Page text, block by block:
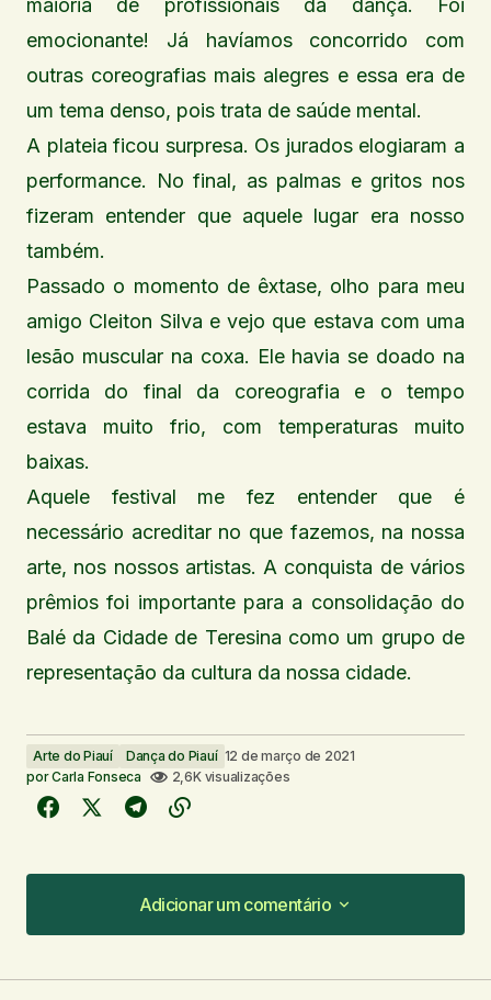
maioria de profissionais da dança. Foi
emocionante! Já havíamos concorrido com
outras coreografias mais alegres e essa era de
um tema denso, pois trata de saúde mental.
A plateia ficou surpresa. Os jurados elogiaram a
performance. No final, as palmas e gritos nos
fizeram entender que aquele lugar era nosso
também.
Passado o momento de êxtase, olho para meu
amigo Cleiton Silva e vejo que estava com uma
lesão muscular na coxa. Ele havia se doado na
corrida do final da coreografia e o tempo
estava muito frio, com temperaturas muito
baixas.
Aquele festival me fez entender que é
necessário acreditar no que fazemos, na nossa
arte, nos nossos artistas. A conquista de vários
prêmios foi importante para a consolidação do
Balé da Cidade de Teresina como um grupo de
representação da cultura da nossa cidade.
Arte do Piauí Dança do Piauí 12 de março de 2021
porCarla Fonseca 2,6K visualizações
Adicionar um comentário
Adicionar um comentário